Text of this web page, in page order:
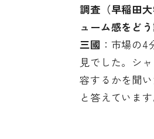
調査（早稲田
ューム感をど
三國 ：市場の
見でした。シ
容するかを聞
と答えています